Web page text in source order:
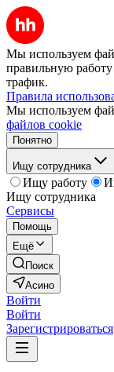
Мы используем
правильную работу
трафик.
Правила
Мы используем
файлов cookie
Понятно
Ищу сотрудника
Ищу работу
Ищу сотрудника
Сервисы
Помощь
Ещё
Поиск
Асино
Войти
Войти
Зарегистрироваться